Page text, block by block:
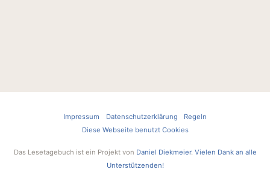
Impressum Datenschutzerklärung
Regeln
Diese Webseite benutzt Cookies
Das Lesetagebuch ist ein Projekt von Daniel Diekmeier. Vielen Dank an alle
Unterstützenden!